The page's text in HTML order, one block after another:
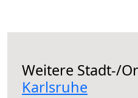
Weitere Stadt-/
Karlsruhe